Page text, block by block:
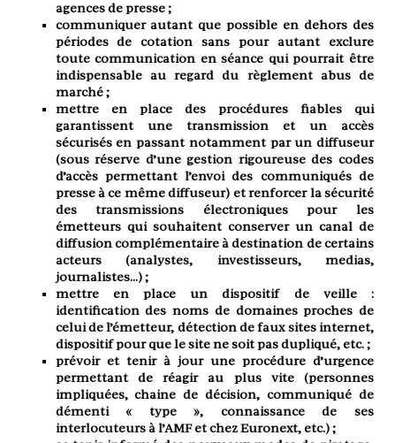
agences de presse ;
communiquer autant que possible en dehors des
périodes de cotation sans pour autant exclure
toute communication en séance qui pourrait être
indispensable au regard du règlement abus de
marché ;
mettre en place des procédures fiables qui
garantissent une transmission et un accès
sécurisés en passant notamment par un diffuseur
(sous réserve d’une gestion rigoureuse des codes
d’accès permettant l’envoi des communiqués de
presse à ce même diffuseur) et renforcer la sécurité
des transmissions électroniques pour les
émetteurs qui souhaitent conserver un canal de
diffusion complémentaire à destination de certains
acteurs (analystes, investisseurs, medias,
journalistes…) ;
mettre en place un dispositif de veille :
identification des noms de domaines proches de
celui de l’émetteur, détection de faux sites internet,
dispositif pour que le site ne soit pas dupliqué, etc. ;
prévoir et tenir à jour une procédure d’urgence
permettant de réagir au plus vite (personnes
impliquées, chaine de décision, communiqué de
démenti « type », connaissance de ses
interlocuteurs à l’AMF et chez Euronext, etc.) ;